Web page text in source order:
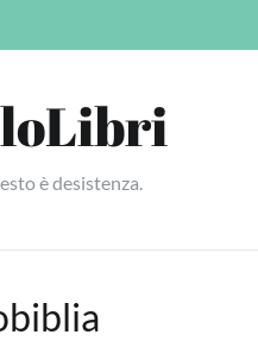
è desistenza.